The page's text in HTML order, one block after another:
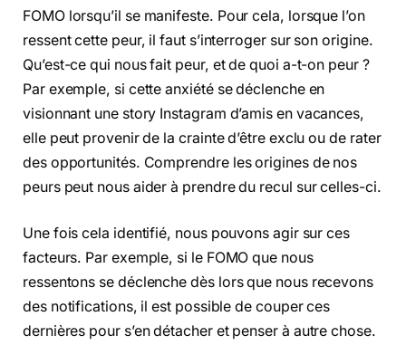
FOMO lorsqu’il se manifeste. Pour cela, lorsque l’on
ressent cette peur, il faut s’interroger sur son origine.
Qu’est-ce qui nous fait peur, et de quoi a-t-on peur ?
Par exemple, si cette anxiété se déclenche en
visionnant une story Instagram d’amis en vacances,
elle peut provenir de la crainte d’être exclu ou de rater
des opportunités. Comprendre les origines de nos
peurs peut nous aider à prendre du recul sur celles-ci.
Une fois cela identifié, nous pouvons agir sur ces
facteurs. Par exemple, si le FOMO que nous
ressentons se déclenche dès lors que nous recevons
des notifications, il est possible de couper ces
dernières pour s’en détacher et penser à autre chose.